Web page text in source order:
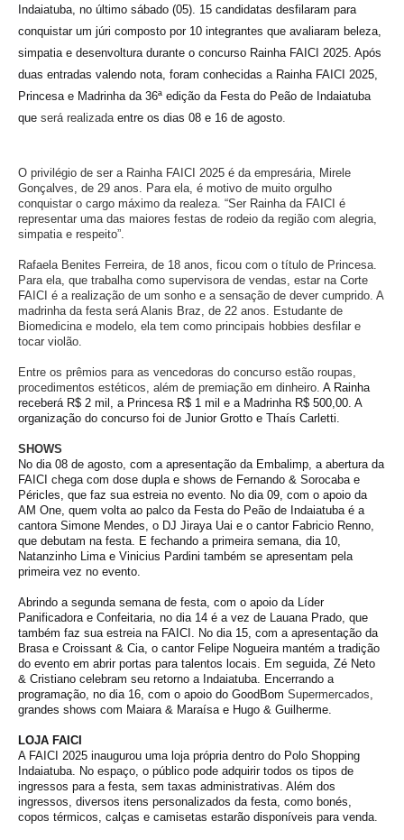
Indaiatuba, no último sábado (05). 15 candidatas desfilaram para
conquistar um júri composto por 10 integrantes que avaliaram beleza,
simpatia e desenvoltura durante o concurso Rainha FAICI 2025. Após
duas entradas valendo nota, foram conhecidas a Rainha FAICI 2025,
Princesa e Madrinha da 36ª edição da Festa do Peão de Indaiatuba
que será realizada entre os dias 08 e 16 de agosto.
O privilégio de ser a Rainha FAICI 2025 é da empresária, Mirele
Gonçalves, de 29 anos. Para ela, é motivo de muito orgulho
conquistar o cargo máximo da realeza. “Ser Rainha da FAICI é
representar uma das maiores festas de rodeio da região com alegria,
simpatia e respeito”.
Rafaela Benites Ferreira, de 18 anos, ficou com o título de Princesa.
Para ela, que trabalha como supervisora de vendas, estar na Corte
FAICI é a realização de um sonho e a sensação de dever cumprido. A
madrinha da festa será Alanis Braz, de 22 anos. Estudante de
Biomedicina e modelo, ela tem como principais hobbies desfilar e
tocar violão.
Entre os prêmios para as vencedoras do concurso estão roupas,
procedimentos estéticos, além de premiação em dinheiro. A Rainha
receberá R$ 2 mil, a Princesa R$ 1 mil e a Madrinha R$ 500,00. A
organização do concurso foi de Junior Grotto e Thaís Carletti.
SHOWS
No dia 08 de agosto, com a apresentação da Embalimp, a abertura da
FAICI chega com dose dupla e shows de Fernando & Sorocaba e
Péricles, que faz sua estreia no evento. No dia 09, com o apoio da
AM One, quem volta ao palco da Festa do Peão de Indaiatuba é a
cantora Simone Mendes, o DJ Jiraya Uai e o cantor Fabricio Renno,
que debutam na festa. E fechando a primeira semana, dia 10,
Natanzinho Lima e Vinicius Pardini também se apresentam pela
primeira vez no evento.
Abrindo a segunda semana de festa, com o apoio da Líder
Panificadora e Confeitaria, no dia 14 é a vez de Lauana Prado, que
também faz sua estreia na FAICI. No dia 15, com a apresentação da
Brasa e Croissant & Cia, o cantor Felipe Nogueira mantém a tradição
do evento em abrir portas para talentos locais. Em seguida, Zé Neto
& Cristiano celebram seu retorno a Indaiatuba. Encerrando a
programação, no dia 16, com o apoio do GoodBom Supermercados,
grandes shows com Maiara & Maraísa e Hugo & Guilherme.
LOJA FAICI
A FAICI 2025 inaugurou uma loja própria dentro do Polo Shopping
Indaiatuba. No espaço, o público pode adquirir todos os tipos de
ingressos para a festa, sem taxas administrativas. Além dos
ingressos, diversos itens personalizados da festa, como bonés,
copos térmicos, calças e camisetas estarão disponíveis para venda.